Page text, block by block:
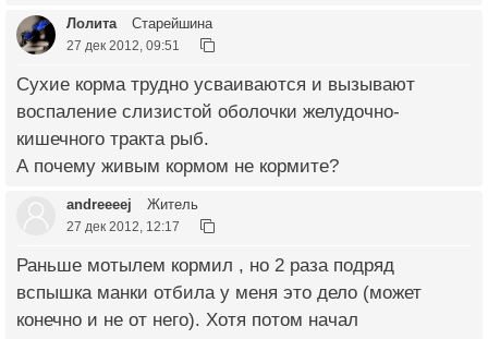
Лолита Старейшина
27 дек 2012, 09:51
Сухие корма трудно усваиваются и вызывают
воспаление слизистой оболочки желудочно-
кишечного тракта рыб.
А почему живым кормом не кормите?
andreeeej Житель
27 дек 2012, 12:17
Раньше мотылем кормил , но 2 раза подряд
вспышка манки отбила у меня это дело (может
конечно и не от него). Хотя потом начал